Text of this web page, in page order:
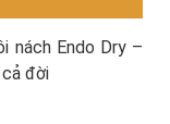
nách Endo Dry –
đời